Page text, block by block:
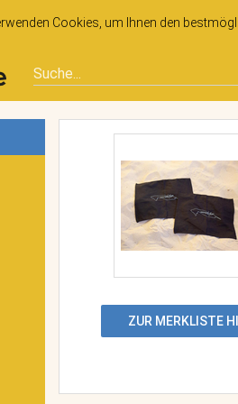
Cookies, um Ihnen den
ZUR MERKLISTE